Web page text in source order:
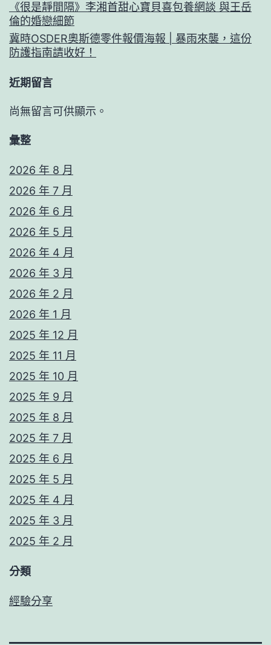
《很是靜間隔》李湘首甜心寶貝喜包養網談 與王岳
倫的婚戀細節
冀時OSDER奧斯德零件報價海報 | 暴雨來襲，這份
防護指南請收好！
近期留言
尚無留言可供顯示。
彙整
2026 年 8 月
2026 年 7 月
2026 年 6 月
2026 年 5 月
2026 年 4 月
2026 年 3 月
2026 年 2 月
2026 年 1 月
2025 年 12 月
2025 年 11 月
2025 年 10 月
2025 年 9 月
2025 年 8 月
2025 年 7 月
2025 年 6 月
2025 年 5 月
2025 年 4 月
2025 年 3 月
2025 年 2 月
分類
經驗分享